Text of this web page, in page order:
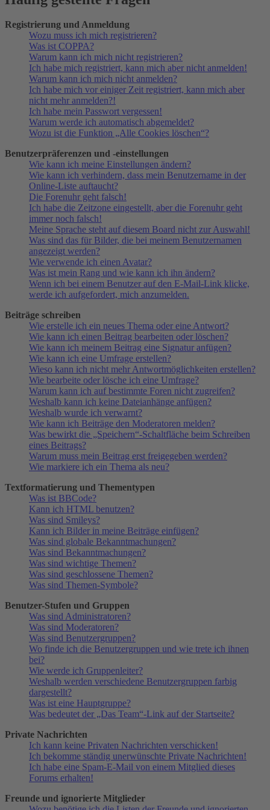
Registrierung und Anmeldung
Wozu muss ich mich registrieren?
Was ist COPPA?
Warum kann ich mich nicht registrieren?
Ich habe mich registriert, kann mich aber nicht anmelden!
Warum kann ich mich nicht anmelden?
Ich habe mich vor einiger Zeit registriert, kann mich aber
nicht mehr anmelden?!
Ich habe mein Passwort vergessen!
Warum werde ich automatisch abgemeldet?
Wozu ist die Funktion „Alle Cookies löschen“?
Benutzerpräferenzen und -einstellungen
Wie kann ich meine Einstellungen ändern?
Wie kann ich verhindern, dass mein Benutzername in der
Online-Liste auftaucht?
Die Forenuhr geht falsch!
Ich habe die Zeitzone eingestellt, aber die Forenuhr geht
immer noch falsch!
Meine Sprache steht auf diesem Board nicht zur Auswahl!
Was sind das für Bilder, die bei meinem Benutzernamen
angezeigt werden?
Wie verwende ich einen Avatar?
Was ist mein Rang und wie kann ich ihn ändern?
Wenn ich bei einem Benutzer auf den E-Mail-Link klicke,
werde ich aufgefordert, mich anzumelden.
Beiträge schreiben
Wie erstelle ich ein neues Thema oder eine Antwort?
Wie kann ich einen Beitrag bearbeiten oder löschen?
Wie kann ich meinem Beitrag eine Signatur anfügen?
Wie kann ich eine Umfrage erstellen?
Wieso kann ich nicht mehr Antwortmöglichkeiten erstellen?
Wie bearbeite oder lösche ich eine Umfrage?
Warum kann ich auf bestimmte Foren nicht zugreifen?
Weshalb kann ich keine Dateianhänge anfügen?
Weshalb wurde ich verwarnt?
Wie kann ich Beiträge den Moderatoren melden?
Was bewirkt die „Speichern“-Schaltfläche beim Schreiben
eines Beitrags?
Warum muss mein Beitrag erst freigegeben werden?
Wie markiere ich ein Thema als neu?
Textformatierung und Thementypen
Was ist BBCode?
Kann ich HTML benutzen?
Was sind Smileys?
Kann ich Bilder in meine Beiträge einfügen?
Was sind globale Bekanntmachungen?
Was sind Bekanntmachungen?
Was sind wichtige Themen?
Was sind geschlossene Themen?
Was sind Themen-Symbole?
Benutzer-Stufen und Gruppen
Was sind Administratoren?
Was sind Moderatoren?
Was sind Benutzergruppen?
Wo finde ich die Benutzergruppen und wie trete ich ihnen
bei?
Wie werde ich Gruppenleiter?
Weshalb werden verschiedene Benutzergruppen farbig
dargestellt?
Was ist eine Hauptgruppe?
Was bedeutet der „Das Team“-Link auf der Startseite?
Private Nachrichten
Ich kann keine Privaten Nachrichten verschicken!
Ich bekomme ständig unerwünschte Private Nachrichten!
Ich habe eine Spam-E-Mail von einem Mitglied dieses
Forums erhalten!
Freunde und ignorierte Mitglieder